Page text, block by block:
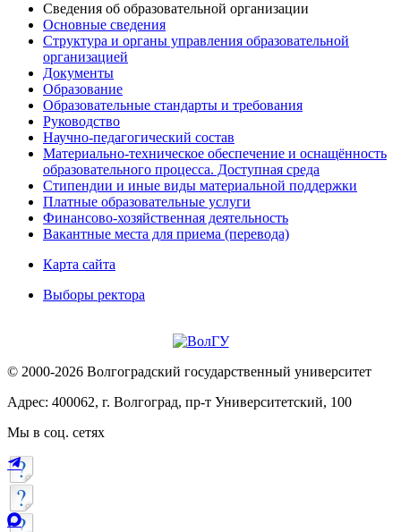
Сведения об образовательной организации
Основные сведения
Структура и органы управления образовательной
организацией
Документы
Образование
Образовательные стандарты и требования
Руководство
Научно-педагогический состав
Материально-техническое обеспечение и оснащённость
образовательного процесса. Доступная среда
Стипендии и иные виды материальной поддержки
Платные образовательные услуги
Финансово-хозяйственная деятельность
Вакантные места для приема (перевода)
Карта сайта
Выборы ректора
© 2000-2026 Волгоградский государственный университет
Адрес: 400062, г. Волгоград, пр-т Университетский, 100
Мы в соц. сетях